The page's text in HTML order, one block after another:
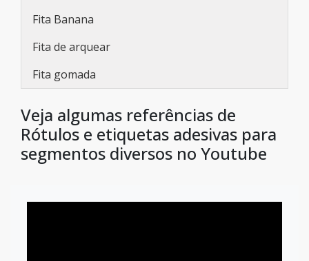
Fita Banana
Fita de arquear
Fita gomada
Veja algumas referências de
Rótulos e etiquetas adesivas para
segmentos diversos no Youtube